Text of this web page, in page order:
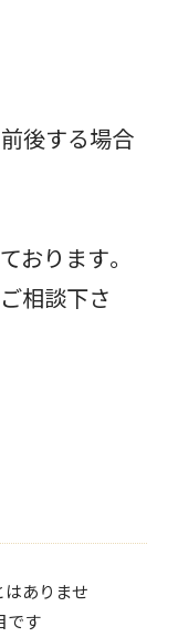
後する場合
おります。
相談下さ
ありませ
です